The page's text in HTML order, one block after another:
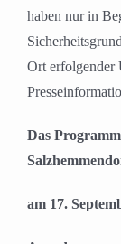
haben nur in
Ort erfolgender
Das
am 17.